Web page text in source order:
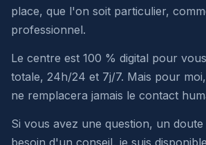
place, que l'on soit particulier,
professionnel.
Le centre est 100 % digital pour
totale, 24h/24 et 7j/7. Mais pour
ne remplacera jamais le contact
Si vous avez une question, un
besoin d'un conseil, je suis